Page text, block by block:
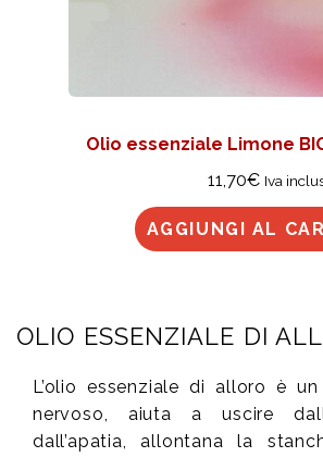
Olio essenziale Limone
11,70€ Iva
AGGIUNGI AL
OLIO ESSENZIALE DI
L’olio essenziale di alloro è
nervoso, aiuta a uscire
dall’apatia, allontana la